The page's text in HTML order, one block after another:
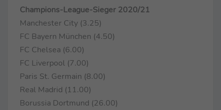
Champions-League-Sieger 2020/21
Manchester City (3.25)
FC Bayern München (4.50)
FC Chelsea (6.00)
FC Liverpool (7.00)
Paris St. Germain (8.00)
Real Madrid (11.00)
Borussia Dortmund (26.00)